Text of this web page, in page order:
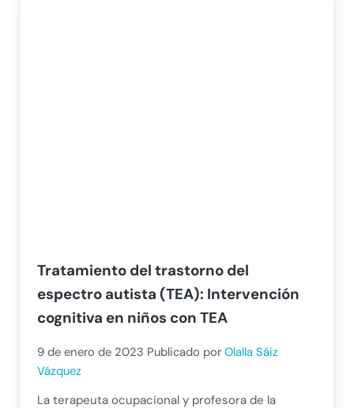
Tratamiento del trastorno del
espectro autista (TEA): Intervención
cognitiva en niños con TEA
9 de enero de 2023 Publicado porOlalla Sáiz
Vázquez
La terapeuta ocupacional y profesora de la